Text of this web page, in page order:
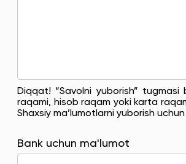
Diqqat! “Savolni yuborish”
raqami, hisob raqam yoki karta
Shaxsiy ma’lumotlarni yuborish
Bank uchun ma'lumot